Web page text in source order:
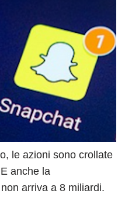
le azioni sono crollate
anche la
arriva a 8 miliardi.